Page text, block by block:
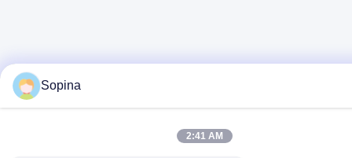
Sopina
2:41 AM